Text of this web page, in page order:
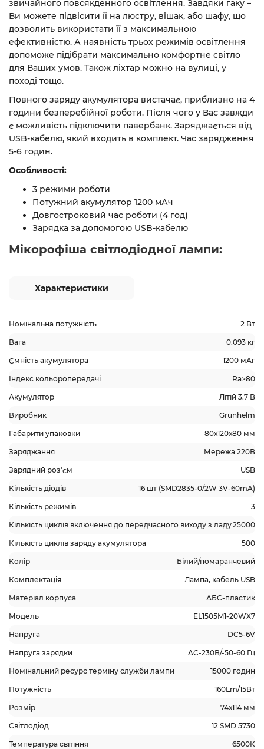
звичайного повсякденного освітлення. Завдяки гаку –
Ви можете підвісити її на люстру, вішак, або шафу, що
дозволить використати її з максимальною
ефективністю. А наявність трьох режимів освітлення
допоможе підібрати максимально комфортне світло
для Ваших умов. Також ліхтар можно на вулиці, у
поході тощо.
Повного заряду акумулятора вистачає, приблизно на 4
години безперебійної роботи. Після чого у Вас завжди
є можливість підключити павербанк. Заряджається від
USB-кабелю, який входить в комплект. Час зарядження
5-6 годин.
Особливості:
3 режими роботи
Потужний акумулятор 1200 мАч
Довгостроковий час роботи (4 год)
Зарядка за допомогою USB-кабелю
Мікорофіша світлодіодної лампи:
Характеристики
Номінальна потужність 2 Вт
Вага 0.093 кг
Ємність акумулятора 1200 мАг
Індекс кольоропередачі Ra>80
Акумулятор Літій 3.7 В
Виробник Grunhelm
Габарити упаковки 80х120х80 мм
Заряджання Мережа 220В
Зарядний роз'єм USB
Кількість діодів 16 шт (SMD2835-0/2W 3V-60mA)
Кількість режимів 3
Кількість циклів включення до передчасного виходу з ладу25000
Кількість циклів заряду акумулятора 500
Колір Білий/помаранчевий
Комплектація Лампа, кабель USB
Матеріал корпуса АБС-пластик
Модель EL1505M1-20WX7
Напруга DC5-6V
Напруга зарядки AC-230В/-50-60 Гц
Номінальний ресурс терміну служби лампи 15000 годин
Потужність 160Lm/15Вт
Розмір 74х114 мм
Світлодіод 12 SMD 5730
Температура світіння 6500К